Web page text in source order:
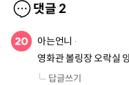
댓글2
아는언니
영화관 볼링장 오락실
답글쓰기